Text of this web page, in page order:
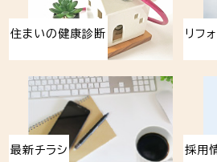
住まいの健康診断 リフ
最新チラシ 採用